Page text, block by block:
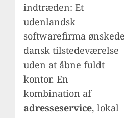
indtræden: Et
udenlandsk
softwarefirma ønskede
dansk tilstedeværelse
uden at åbne fuldt
kontor. En
kombination af
adresseservice, lokal